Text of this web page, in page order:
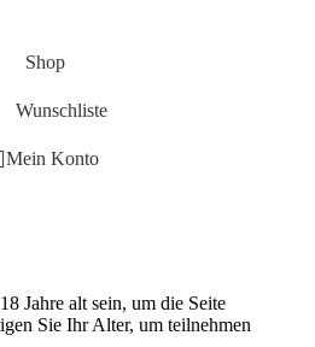
Shop
Wunschliste
Mein Konto
Jahre alt sein, um die Seite
Sie Ihr Alter, um teilnehmen